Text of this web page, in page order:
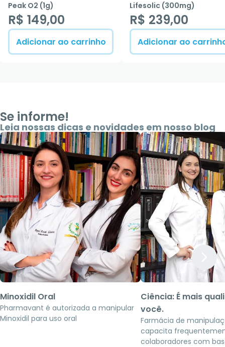
Peak O2 (1g)
R$ 149,00
Adicionar ao carrinho
Lifesolic (300mg)
R$ 239,00
Adicionar ao
Se informe!
Leia nossas dicas e novidades em nosso blog
Minoxidil Oral
Pharmavant é autorizada a manipular
Minoxidil para uso oral
Ciência: É mais
você.
Farmácia de
capacita
colaboradores com